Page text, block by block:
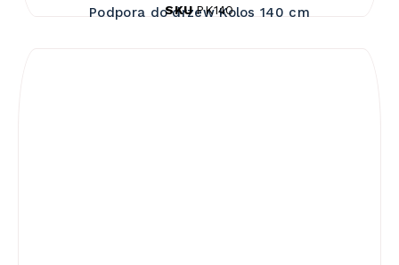
Podpora do drzew Kolos 140 cm
SKUPK140